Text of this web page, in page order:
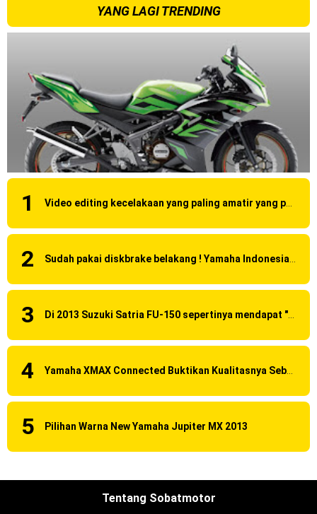
YANG LAGI TRENDING
Pilihan Warna New Yamaha Jupiter MX 2013
Tentang Sobatmotor